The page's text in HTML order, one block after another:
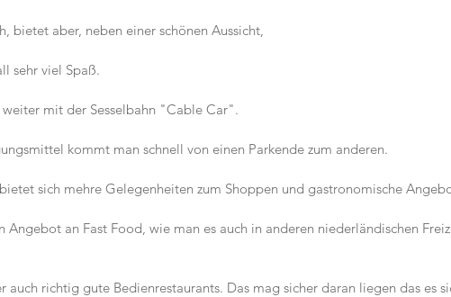
bietet aber, neben einer schönen Aussicht,
sehr viel Spaß.
weiter mit der Sesselbahn "Cable Car".
kommt man schnell von einen Parkende zum anderen.
sich mehre Gelegenheiten zum Shoppen und gastronomische
Angebot an Fast Food, wie man es auch in anderen niederländischen
auch richtig gute Bedienrestaurants. Das mag sicher daran liegen das es